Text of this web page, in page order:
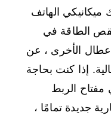
الهاتف
الطاقة في
الأخرى ، عن
إذا كنت بحاجة
مفتاح الربط
جديدة تمامًا ،